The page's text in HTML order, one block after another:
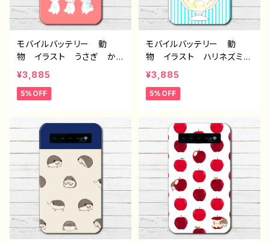
モバイルバッテリー 動
物 イラスト うさぎ か
わいい おしゃれ ゆるか
わ iPhone 軽量 小さ
い 女性 個性的 人気
トル：うさぎいっぱい 作：H
anami F-5
¥3,885
5%OFF
モバイルバッテリー 動
物 イラスト ハリネズミ
可愛い かわいい おしゃ
れ ゆるかわ iPhone
軽量 小さい 女性 男
エイター 絵師 充電器
タイトル：レモンハリネズ
ミ 作：Hanami F-5
¥3,885
5%OFF